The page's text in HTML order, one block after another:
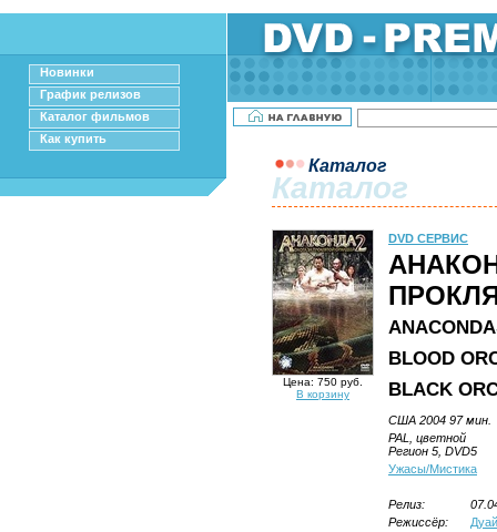
Новинки
График релизов
Каталог фильмов
Как купить
Каталог
Каталог
Цена: 750 руб.
В корзину
DVD СЕРВИС
BLOOD
BLACK
США 2004 97 мин.
PAL, цветной
Регион 5, DVD5
Ужасы/Мистика
Релиз:
Режиссёр: